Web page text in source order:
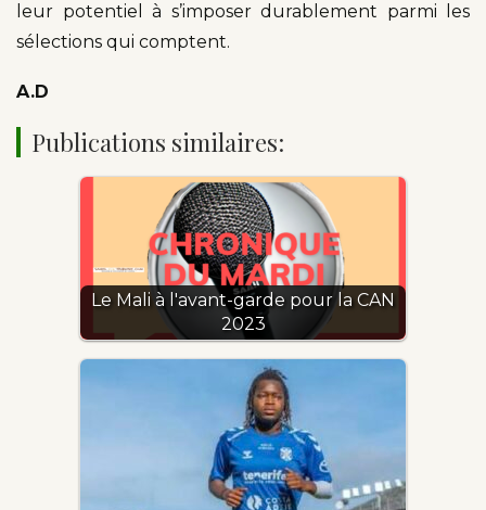
leur potentiel à s’imposer durablement parmi les
sélections qui comptent.
A.D
Publications similaires:
Le Mali à l'avant-garde pour la CAN
2023